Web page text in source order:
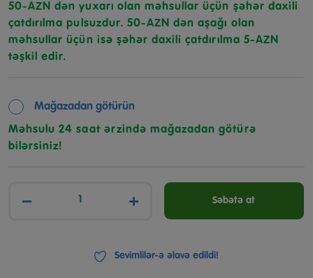
50-AZN dən yuxarı olan məhsullar üçün şəhər daxili
çatdırılma pulsuzdur. 50-AZN dən aşağı olan
məhsullar üçün isə şəhər daxili çatdırılma 5-AZN
təşkil edir.
Mağazadan götürün
Məhsulu 24 saat ərzində mağazadan götürə
bilərsiniz!
− + Səbətə at
Sevimlilər-ə əlavə edildi!